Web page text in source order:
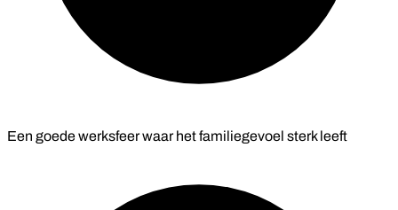
Een goede werksfeer waar het familiegevoel sterk leeft